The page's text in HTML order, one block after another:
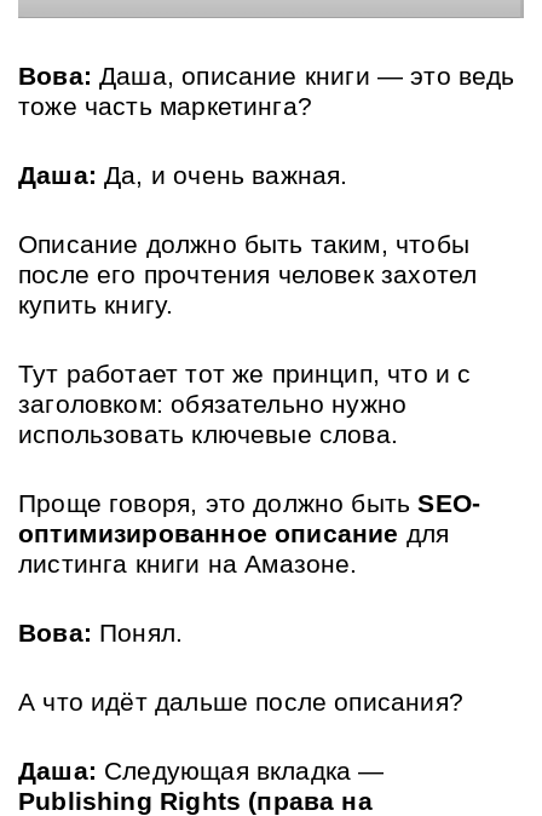
Вова: Даша, описание книги — это ведь
тоже часть маркетинга?
Даша: Да, и очень важная.
Описание должно быть таким, чтобы
после его прочтения человек захотел
купить книгу.
Тут работает тот же принцип, что и с
заголовком: обязательно нужно
использовать ключевые слова.
Проще говоря, это должно быть SEO-
оптимизированное описание для
листинга книги на Амазоне.
Вова: Понял.
А что идёт дальше после описания?
Даша:
Publishing Rights (права на